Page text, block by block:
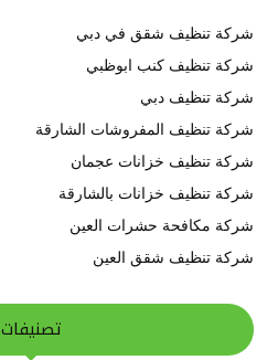
شركة تنظيف شقق في دبي
شركة تنظيف كنب ابوظبي
شركة تنظيف دبي
شركة تنظيف المفروشات الشارقة
شركة تنظيف خزانات عجمان
شركة تنظيف خزانات بالشارقة
شركة مكافحة حشرات العين
شركة تنظيف شقق العين
تصنيفات